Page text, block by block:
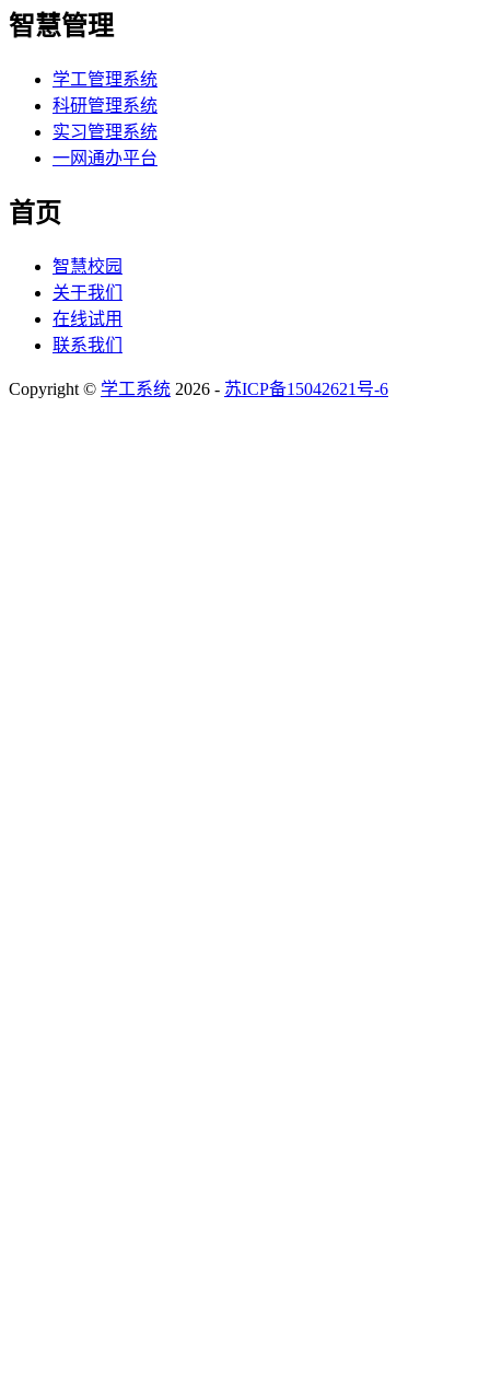
智慧管理
学工管理系统
科研管理系统
实习管理系统
一网通办平台
首页
智慧校园
关于我们
在线试用
联系我们
Copyright © 学工系统 2026 - 苏ICP备15042621号-6